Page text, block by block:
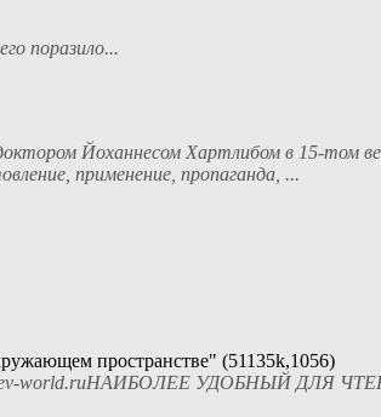
поразило...
Йоханнесом Хартлибом в 15-том
применение, пропаганда, ...
пространстве" (51135k,1056)
world.ruНАИБОЛЕЕ УДОБНЫЙ ДЛЯ